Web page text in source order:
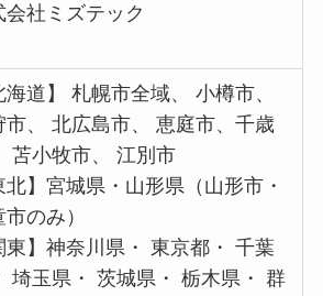
会社ミズテック
海道】 札幌市全域、 小樽市、
市、 北広島市、 恵庭市、千歳
苫小牧市、 江別市
北】宮城県・山形県（山形市・
のみ）
東】神奈川県・ 東京都・ 千葉
埼玉県・ 茨城県・ 栃木県・ 群